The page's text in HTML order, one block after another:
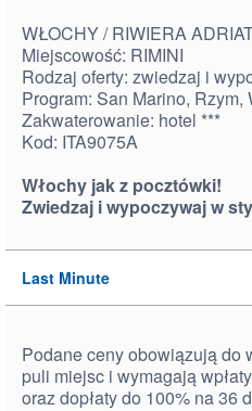
WŁOCHY / RIWIERA
Miejscowość: RIMINI
Rodzaj oferty: zwiedzaj i
Program: San Marino, Rzym,
Zakwaterowanie: hotel ***
Kod: ITA9075A
Włochy jak z pocztówki!
Zwiedzaj i wypoczywaj w
Last Minute
Podane ceny obowiązują do
puli miejsc i wymagają
oraz dopłaty do 100% na 36